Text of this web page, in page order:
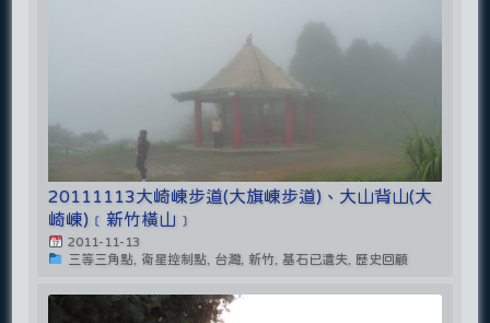
20111113大崎崠步道(大旗崠步道)、大山背山(大
崎崠)﹝新竹橫山﹞
2011-11-13
三等三角點, 衛星控制點, 台灣, 新竹, 基石已遺失, 歷史回顧